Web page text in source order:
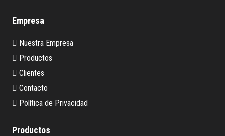
Empresa
Nuestra Empresa
Productos
Clientes
Contacto
Política de Privacidad
Productos